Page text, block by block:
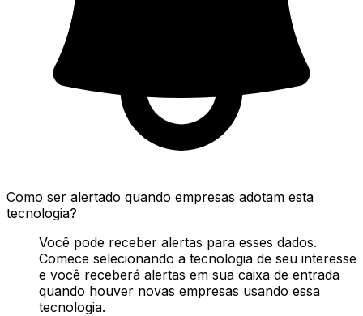
Como ser alertado quando empresas adotam esta
tecnologia?
Você pode receber alertas para esses dados.
Comece selecionando a tecnologia de seu interesse
e você receberá alertas em sua caixa de entrada
quando houver novas empresas usando essa
tecnologia.